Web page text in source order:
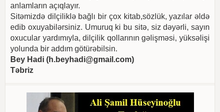
anlamların açıqlayır.
Sitəmizdə dilçiliklə bağlı bir çox kitab,sözlük, yazılar əldə
edib oxuyabilərsiniz. Umuruq ki bu sitə, siz dəyərli, sayın
oxucular yardımıyla, dilçilik qollarının gəlişməsi, yüksəlişi
yolunda bir addım götürəbilsin.
Bey Hadi (h.beyhadi@gmail.com)
Təbriz